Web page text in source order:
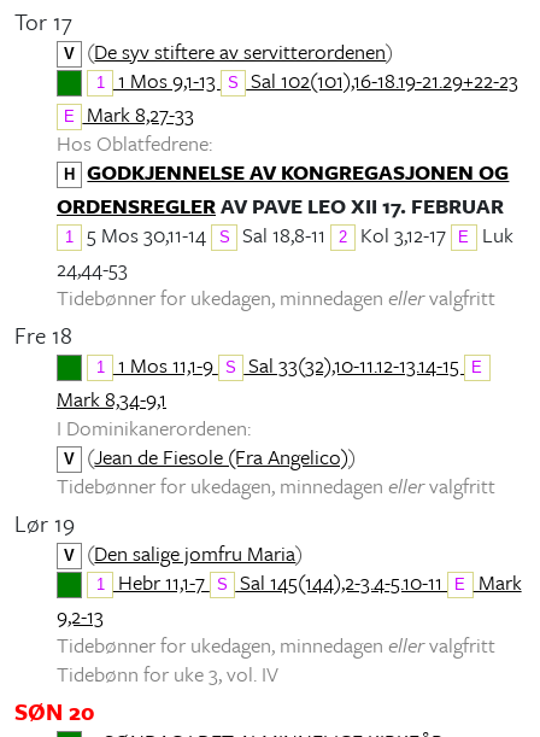
Tor 17
V (De syv stiftere av servitterordenen)
1 1 Mos 9,1-13 S Sal 102(101),16-18.19-21.29+22-23
E
Mark 8,27-33
Hos Oblatfedrene:
H
GODKJENNELSE AV KONGREGASJONEN OG
ORDENSREGLERAV PAVE LEO XII 17. FEBRUAR
1 5 Mos 30,11-14 S Sal 18,8-11 2 Kol 3,12-17 E Luk
24,44-53
Tidebønner for ukedagen, minnedagen ellervalgfritt
Fre 18
1 1 Mos 11,1-9 S Sal 33(32),10-11.12-13.14-15 E
Mark 8,34-9,1
I Dominikanerordenen:
V (Jean de Fiesole (Fra Angelico))
Tidebønner for ukedagen, minnedagen ellervalgfritt
Lør 19
V (Den salige jomfru Maria)
1 Hebr 11,1-7 S Sal 145(144),2-3.4-5.10-11 E Mark
9,2-13
Tidebønner for ukedagen, minnedagen ellervalgfritt
Tidebønn for uke 3, vol. IV
SØN 20